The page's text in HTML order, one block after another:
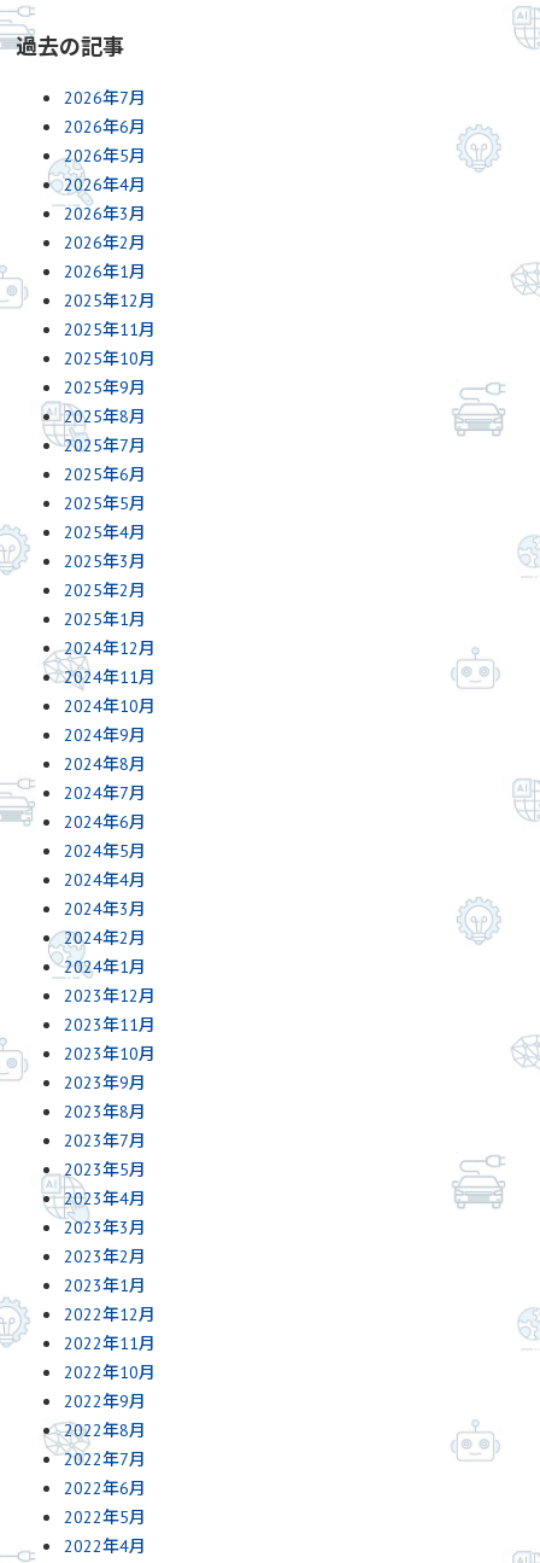
過去の記事
2026年7月
2026年6月
2026年5月
2026年4月
2026年3月
2026年2月
2026年1月
2025年12月
2025年11月
2025年10月
2025年9月
2025年8月
2025年7月
2025年6月
2025年5月
2025年4月
2025年3月
2025年2月
2025年1月
2024年12月
2024年11月
2024年10月
2024年9月
2024年8月
2024年7月
2024年6月
2024年5月
2024年4月
2024年3月
2024年2月
2024年1月
2023年12月
2023年11月
2023年10月
2023年9月
2023年8月
2023年7月
2023年5月
2023年4月
2023年3月
2023年2月
2023年1月
2022年12月
2022年11月
2022年10月
2022年9月
2022年8月
2022年7月
2022年6月
2022年5月
2022年4月